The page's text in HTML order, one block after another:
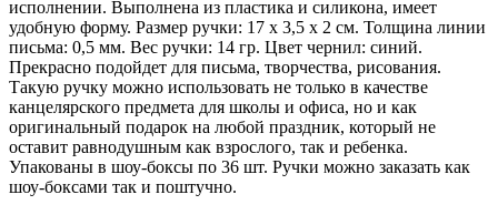
исполнении. Выполнена из пластика и силикона, имеет
удобную форму. Размер ручки: 17 х 3,5 х 2 см. Толщина линии
письма: 0,5 мм. Вес ручки: 14 гр. Цвет чернил: синий.
Прекрасно подойдет для письма, творчества, рисования.
Такую ручку можно использовать не только в качестве
канцелярского предмета для школы и офиса, но и как
оригинальный подарок на любой праздник, который не
оставит равнодушным как взрослого, так и ребенка.
Упакованы в шоу-боксы по 36 шт. Ручки можно заказать как
шоу-боксами так и поштучно.